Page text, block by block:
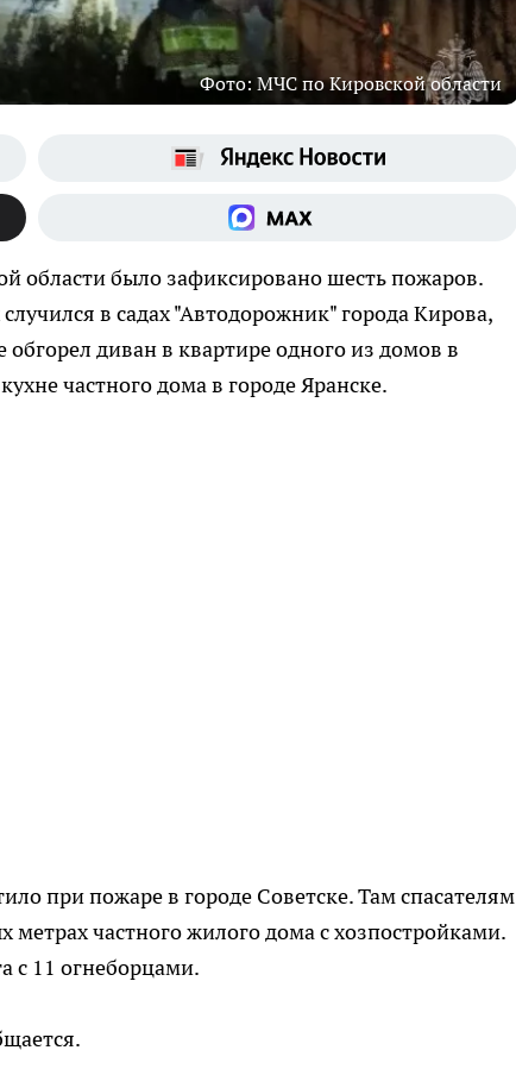
Фото: МЧС по Кировской области
области было зафиксировано шесть пожаров.
в садах "Автодорожник" города Кирова,
обгорел диван в квартире одного из домов в
частного дома в городе Яранске.
при пожаре в городе Советске. Там спасателям
метрах частного жилого дома с хозпостройками.
с 11 огнеборцами.